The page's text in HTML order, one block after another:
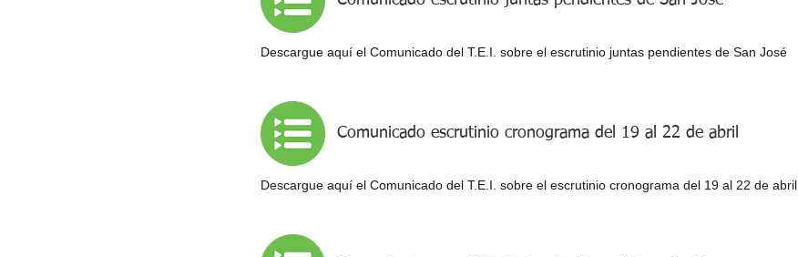
Descargue aquí el Comunicado del T.E.I. sobre el escrutinio juntas pendientes de San José
Comunicado escrutinio cronograma del 19 al 22 de abril
Descargue aquí el Comunicado del T.E.I. sobre el escrutinio cronograma del 19 al 22 de abril